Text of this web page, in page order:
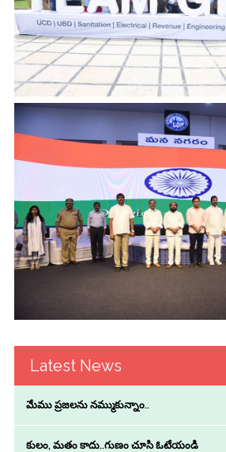
Latest News
మేము ప్రజలను నమ్ముకున్నాం..
కులం, మతం కాదు..గుణం చూసి ఓటేయండి